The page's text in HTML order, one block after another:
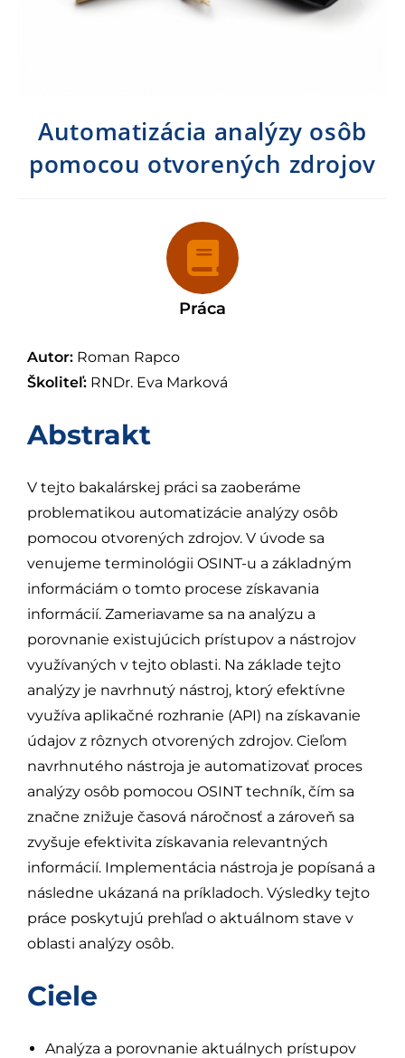
Automatizácia analýzy osôb
pomocou otvorených zdrojov
Práca
Autor: Roman Rapco
Školiteľ: RNDr. Eva Marková
Abstrakt
V tejto bakalárskej práci sa zaoberáme
problematikou automatizácie analýzy osôb
pomocou otvorených zdrojov. V úvode sa
venujeme terminológii OSINT-u a základným
informáciám o tomto procese získavania
informácií. Zameriavame sa na analýzu a
porovnanie existujúcich prístupov a nástrojov
využívaných v tejto oblasti. Na základe tejto
analýzy je navrhnutý nástroj, ktorý efektívne
využíva aplikačné rozhranie (API) na získavanie
údajov z rôznych otvorených zdrojov. Cieľom
navrhnutého nástroja je automatizovať proces
analýzy osôb pomocou OSINT techník, čím sa
značne znižuje časová náročnosť a zároveň sa
zvyšuje efektivita získavania relevantných
informácií. Implementácia nástroja je popísaná a
následne ukázaná na príkladoch. Výsledky tejto
práce poskytujú prehľad o aktuálnom stave v
oblasti analýzy osôb.
Ciele
Analýza a porovnanie aktuálnych prístupov